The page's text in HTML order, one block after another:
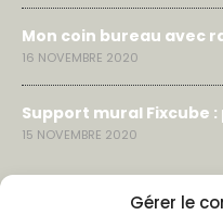
Gérer le
Mon coin bureau avec
16 NOVEMBRE 2020
Support mural Fixcube
15 NOVEMBRE 2020
LIENS & CONTACTS